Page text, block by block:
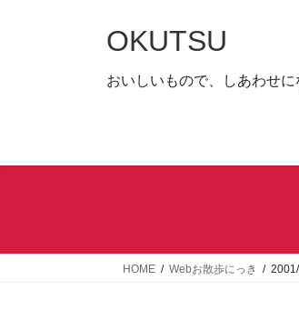
キ
に
OKUTSU
おいしいもので、しあわせに
HOME Webお散歩にっき